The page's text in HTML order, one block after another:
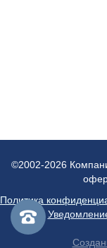
©2002-2026
Политика